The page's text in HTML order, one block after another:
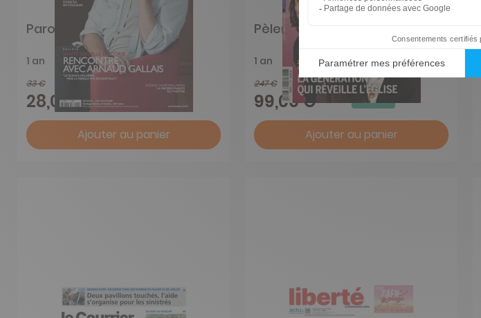
Paroles de Corse
1 an
33 €
28,05 €
Ajouter au panier
Pèlerin
1 an
247 €
99,00 € -60%
Ajouter au panier